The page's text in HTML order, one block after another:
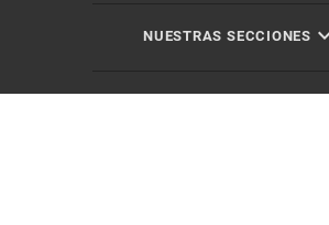
NUESTRAS SECCIONES